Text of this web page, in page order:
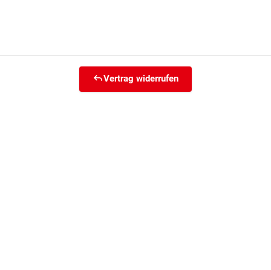
Vertrag widerrufen